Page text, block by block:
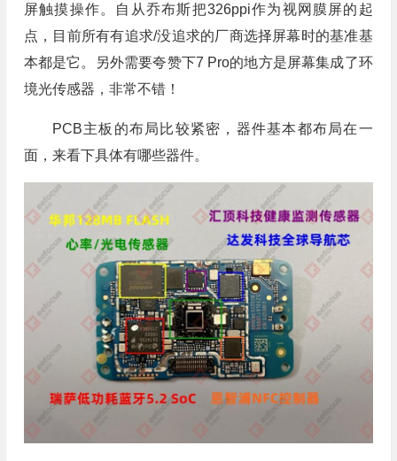
屏触摸操作。自从乔布斯把326ppi作为视网膜屏的起
点，目前所有有追求/没追求的厂商选择屏幕时的基准基
本都是它。另外需要夸赞下7 Pro的地方是屏幕集成了环
境光传感器，非常不错！
PCB主板的布局比较紧密，器件基本都布局在一
面，来看下具体有哪些器件。